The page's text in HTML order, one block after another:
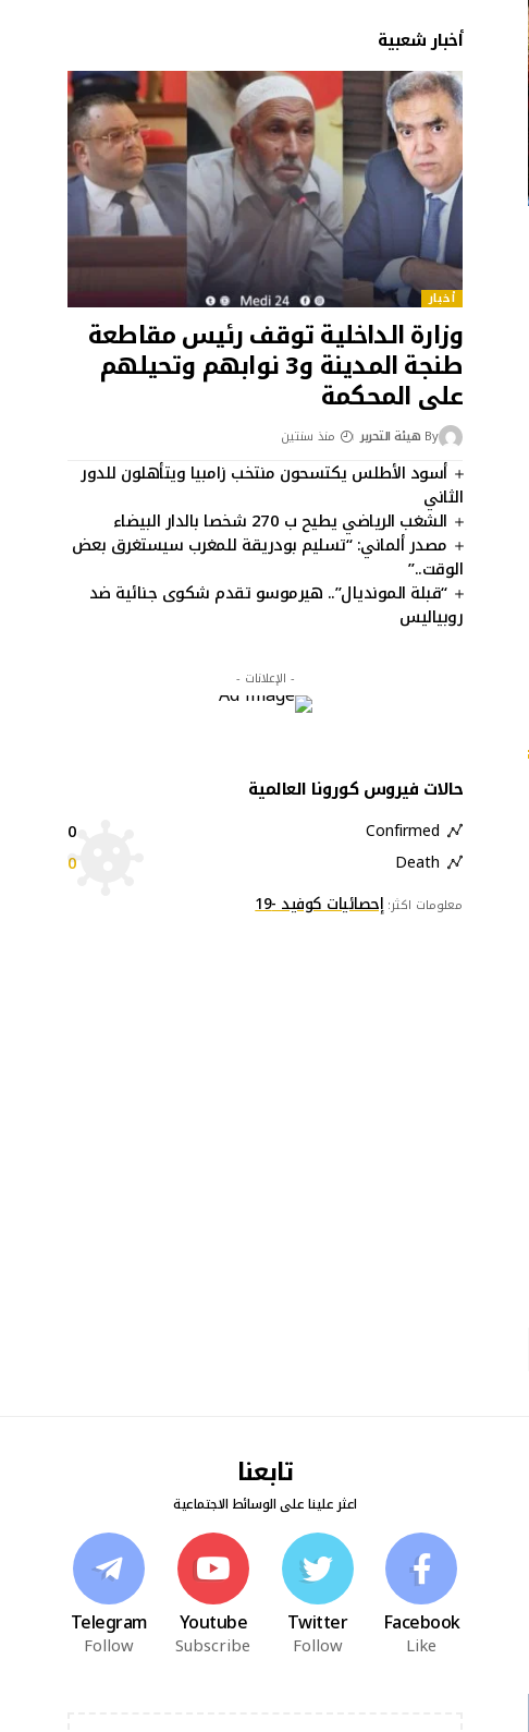
أخبار شعبية
أخبار
وزارة الداخلية توقف رئيس مقاطعة
طنجة المدينة و3 نوابهم وتحيلهم
على المحكمة
By هيئة التحرير منذ سنتين
أسود الأطلس يكتسحون منتخب زامبيا ويتأهلون للدور
الثاني
الشغب الرياضي يطيح ب 270 شخصا بالدار البيضاء
مصدر ألماني: “تسليم بودريقة للمغرب سيستغرق بعض
الوقت..”
“قبلة المونديال”.. هيرموسو تقدم شكوى جنائية ضد
روبياليس
- الإعلانات -
حالات فيروس كورونا العالمية
Confirmed
0
Death
0
معلومات اكثر:إحصائيات كوفيد -19
تابعنا
اعثر علينا على الوسائط الاجتماعية
Facebook
Like
Twitter
Follow
Youtube
Subscribe
Telegram
Follow